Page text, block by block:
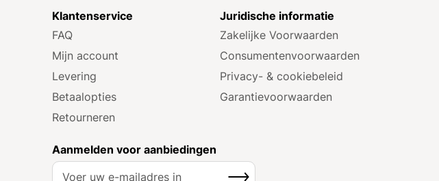
Klantenservice
FAQ
Mijn account
Levering
Betaalopties
Retourneren
Juridische informatie
Zakelijke Voorwaarden
Consumenten­voorwaarden
Privacy- & cookiebeleid
Garantie­voorwaarden
Aanmelden voor aanbiedingen
A
Inschrijven